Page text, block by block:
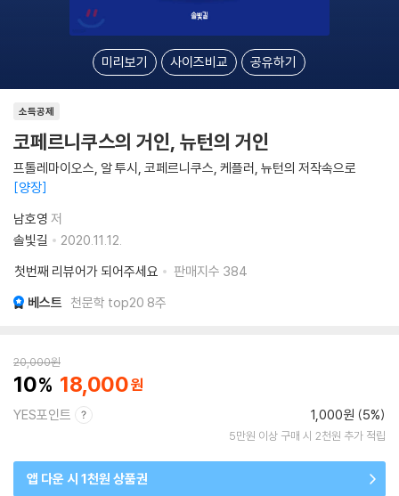
미리보기 사이즈비교 공유하기
소득공제
코페르니쿠스의 거인, 뉴턴의 거인
프톨레마이오스, 알 투시, 코페르니쿠스, 케플러, 뉴턴의 저작속으로
양장
남호영 저
솔빛길
2020.11.12.
첫번째 리뷰어가 되어주세요
판매지수 384
베스트 천문학 top20 8주
20,000원
10 18,000
YES포인트 1,000원 (5%)
5만원 이상 구매 시 2천원 추가 적립
앱 다운 시 1천원 상품권